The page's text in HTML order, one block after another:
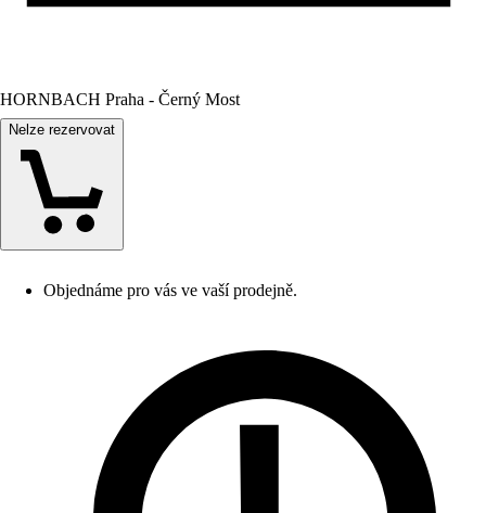
HORNBACH Praha - Černý Most
Nelze rezervovat
Objednáme pro vás ve vaší prodejně.